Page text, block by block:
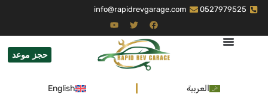
0527979525
info@rapidrevgarage.com
حجز موعد
العربية English